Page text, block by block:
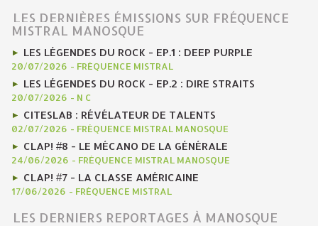
LES DERNIÈRES ÉMISSIONS SUR FRÉQUENCE
MISTRAL MANOSQUE
LES LÉGENDES DU ROCK - EP.1 : DEEP PURPLE
20/07/2026 - FRÉQUENCE MISTRAL
LES LÉGENDES DU ROCK - EP.2 : DIRE STRAITS
20/07/2026 - N C
CITESLAB : RÉVÉLATEUR DE TALENTS
02/07/2026 - FRÉQUENCE MISTRAL MANOSQUE
CLAP! #8 - LE MÉCANO DE LA GÉNÉRALE
24/06/2026 - FRÉQUENCE MISTRAL MANOSQUE
CLAP! #7 - LA CLASSE AMÉRICAINE
17/06/2026 - FRÉQUENCE MISTRAL
LES DERNIERS REPORTAGES À MANOSQUE